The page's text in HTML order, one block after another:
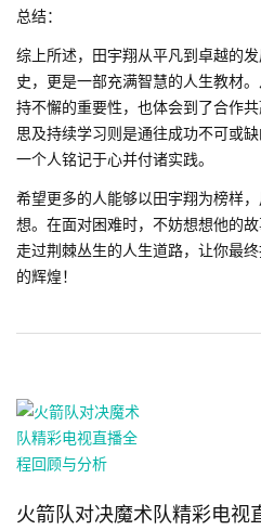
总结：
综上所述，田宇翔从平凡到卓越的
史，更是一部充满智慧的人生教材
持不懈的重要性，也体会到了合作
思及持续学习则是通往成功不可或
一个人铭记于心并付诸实践。
希望更多的人能够以田宇翔为榜样
想。在面对困难时，不妨想想他的
走过荆棘丛生的人生道路，让你最
的辉煌！
火箭队对决魔术队精彩电视